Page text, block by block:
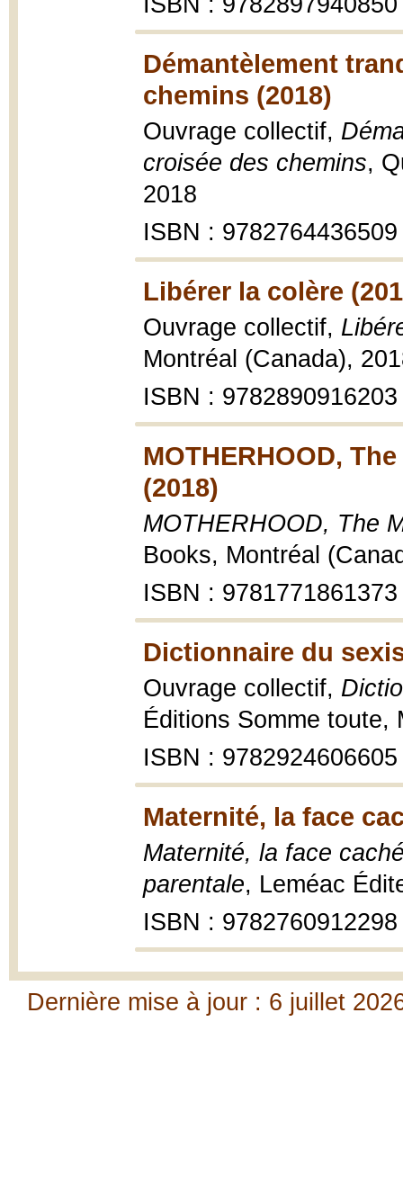
Démantèlement
chemins (2018)
Ouvrage collectif,
croisée des chemins,
2018
ISBN : 9782764436509
Libérer la colère
Ouvrage collectif,
Montréal (Canada),
ISBN : 9782890916203
MOTHERHOOD,
(2018)
MOTHERHOOD, The
Books, Montréal
ISBN : 9781771861373
Dictionnaire du
Ouvrage collectif,
Éditions Somme toute,
ISBN : 9782924606605
Maternité, la face
Maternité, la face
parentale, Leméac
ISBN : 9782760912298
Dernière mise à jour : 6 juillet